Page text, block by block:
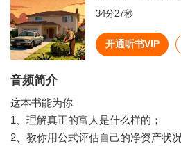
34分27秒
开通听书VIP
音频简介
这本书能为你
1、理解真正的富人是什么样的；
2、教你用公式评估自己的净资产状况